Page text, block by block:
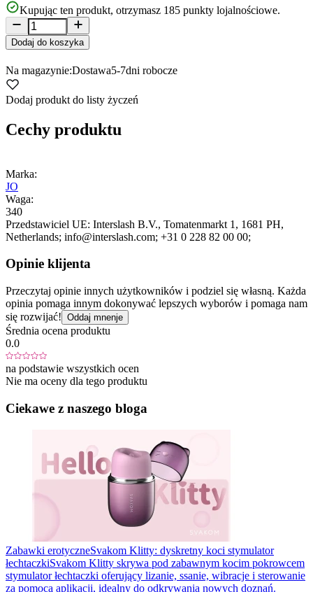
Kupując ten produkt, otrzymasz 185 punkty lojalnościowe.
Dodaj do koszyka
Na magazynie:Dostawa5-7dni robocze
Dodaj produkt do listy życzeń
Cechy produktu
Marka:
JO
Waga:
340
Przedstawiciel UE: Interslash B.V., Tomatenmarkt 1 , 1681 PH,
Netherlands; info@interslash.com; +31 0 228 82 00 00;
Opinie klijenta
Przeczytaj opinie innych użytkowników i podziel się własną. Każda
opinia pomaga innym dokonywać lepszych wyborów i pomaga nam
się rozwijać! Oddaj mnenje
Średnia ocena produktu
0.0
na podstawie wszystkich ocen
Nie ma oceny dla tego produktu
Ciekawe z naszego bloga
Zabawki erotyczneSvakom Klitty: dyskretny koci stymulator
łechtaczkiSvakom Klitty skrywa pod zabawnym kocim pokrowcem
stymulator łechtaczki oferujący lizanie, ssanie, wibracje i sterowanie
za pomocą aplikacji, idealny do odkrywania nowych doznań.